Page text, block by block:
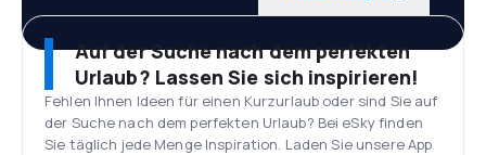
Auf der Suche nach dem perfekten
Urlaub? Lassen Sie sich inspirieren!
Fehlen Ihnen Ideen für einen Kurzurlaub oder sind Sie auf
der Suche nach dem perfekten Urlaub? Bei eSky finden
Sie täglich jede Menge Inspiration. Laden Sie unsere App